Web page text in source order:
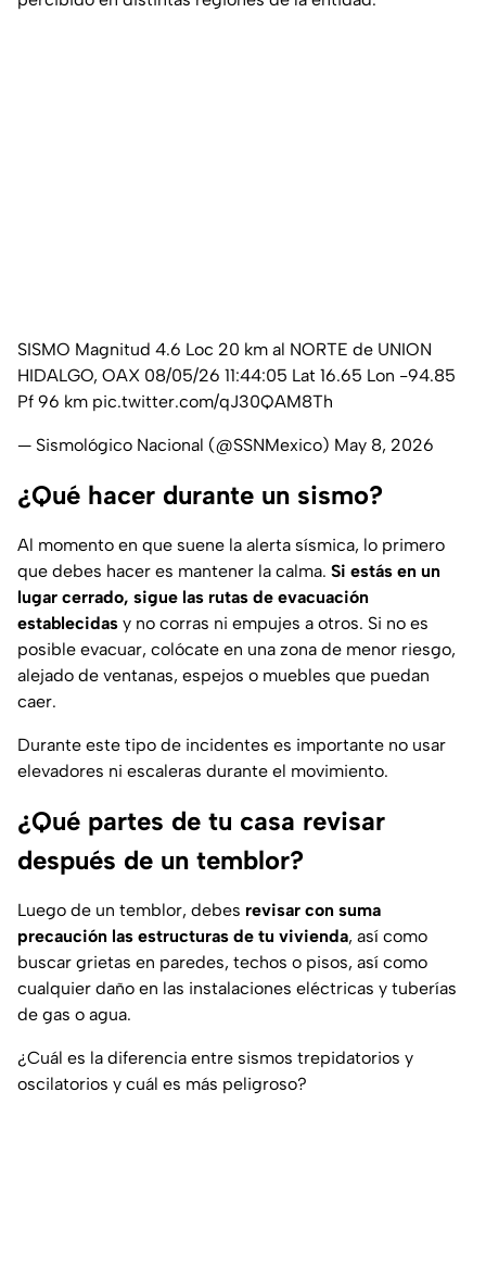
SISMO Magnitud 4.6 Loc 20 km al NORTE de UNION
HIDALGO, OAX 08/05/26 11:44:05 Lat 16.65 Lon -94.85
Pf 96 km pic.twitter.com/qJ30QAM8Th
— Sismológico Nacional (@SSNMexico) May 8, 2026
¿Qué hacer durante un sismo?
Al momento en que suene la alerta sísmica, lo primero
que debes hacer es mantener la calma. Si estás en un
lugar cerrado, sigue las rutas de evacuación
establecidas y no corras ni empujes a otros. Si no es
posible evacuar, colócate en una zona de menor riesgo,
alejado de ventanas, espejos o muebles que puedan
caer.
Durante este tipo de incidentes es importante no usar
elevadores ni escaleras durante el movimiento.
¿Qué partes de tu casa revisar
después de un temblor?
Luego de un temblor, debes revisar con suma
precaución las estructuras de tu vivienda, así como
buscar grietas en paredes, techos o pisos, así como
cualquier daño en las instalaciones eléctricas y tuberías
de gas o agua.
¿Cuál es la diferencia entre sismos trepidatorios y
oscilatorios y cuál es más peligroso?